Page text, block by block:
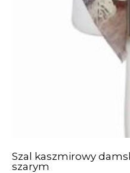
Szal kaszmirowy
szarym